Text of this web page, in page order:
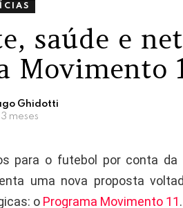
saúde e
Ghidotti
3 meses
para o futebol por conta da
uma nova proposta
o Programa Movimento 11.